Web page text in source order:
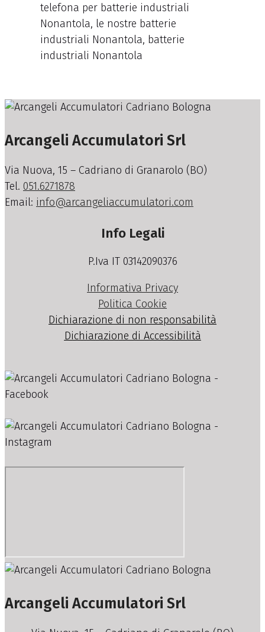
telefona per batterie industriali
Nonantola, le nostre batterie
industriali Nonantola, batterie
industriali Nonantola
Arcangeli Accumulatori Srl
Via Nuova, 15 – Cadriano di Granarolo (BO)
Tel. 051.6271878
Email: info@arcangeliaccumulatori.com
Info Legali
P.Iva IT 03142090376
Informativa Privacy
Politica Cookie
Dichiarazione di non responsabilità
Dichiarazione di Accessibilità
Arcangeli Accumulatori Srl